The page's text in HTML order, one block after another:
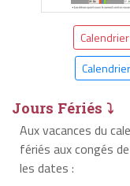
Jours Fériés ⤵
Aux vacances du
fériés aux congés
les dates :